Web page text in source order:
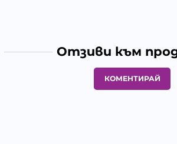
Отзиви към
КОМЕНТИРАЙ